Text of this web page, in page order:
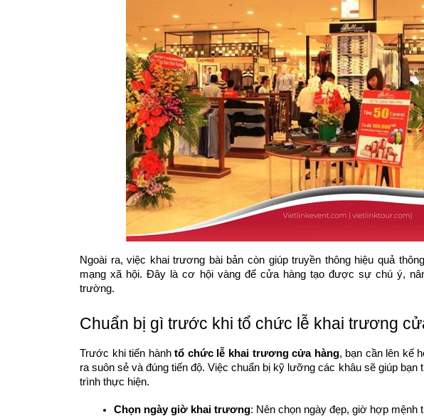
Ngoài ra, việc khai trương bài bản còn giúp truyền thông hiệu quả
mạng xã hội. Đây là cơ hội vàng để cửa hàng tạo được sự chú ý,
trường.
Chuẩn bị gì trước khi tổ chức lễ khai trương
Trước khi tiến hànhtổ chức lễ khai trương cửa hàng, bạn cần lên kế
ra suôn sẻ và đúng tiến độ. Việc chuẩn bị kỹ lưỡng các khâu sẽ giúp bạn
trình thực hiện.
Chọn ngày giờ khai trương: Nên chọn ngày đẹp, giờ hợp mệnh